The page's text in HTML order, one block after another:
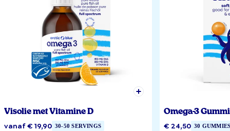
Visolie met Vitamine D
vanaf € 19,90 30-50 SERVINGS
Omega-3
€ 24,50 30